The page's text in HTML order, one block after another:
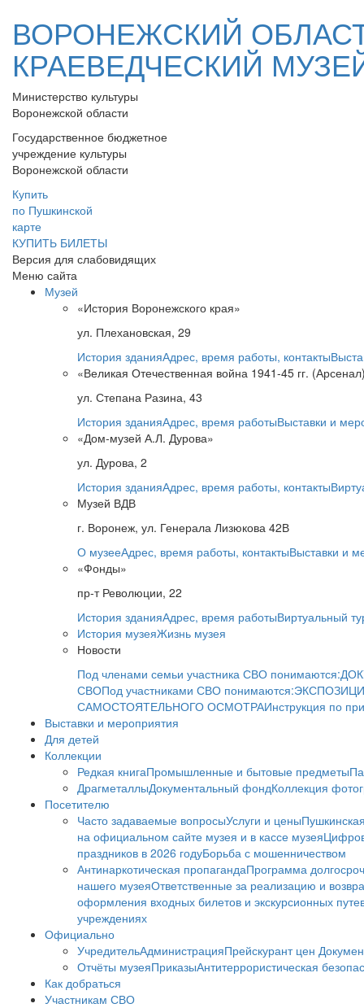
ВОРОНЕЖСКИЙ
КРАЕВЕДЧЕСКИЙ
Министерство культуры
Воронежской области
Государственное бюджетное
учреждение культуры
Воронежской области
Купить
по Пушкинской
карте
КУПИТЬ БИЛЕТЫ
Версия для слабовидящих
Меню сайта
Музей
«История Воронежского края»
ул. Плехановская, 29
История зданияАдрес, время работы, контакты
«Великая Отечественная война 1941-45 гг.
ул. Степана Разина, 43
История зданияАдрес, время работыВыставки и
«Дом-музей А.Л. Дурова»
ул. Дурова, 2
История зданияАдрес, время работы, контакты
Музей ВДВ
г. Воронеж, ул. Генерала Лизюкова 42В
О музееАдрес, время работы, контактыВыставки и
«Фонды»
пр-т Революции, 22
История зданияАдрес, время работыВиртуальный
История музеяЖизнь музея
Новости
Под членами семьи участника СВО понимаются:
СВОПод участниками СВО понимаются:
САМОСТОЯТЕЛЬНОГО ОСМОТРАИнструкция по
Выставки и мероприятия
Для детей
Коллекции
Редкая книгаПромышленные и бытовые предметы
ДрагметаллыДокументальный фондКоллекция
Посетителю
Часто задаваемые вопросыУслуги и цены
на официальном сайте музея и в кассе музея
праздников в 2026 годуБорьба с мошенничеством
Антинаркотическая пропагандаПрограмма
нашего музеяОтветственные за реализацию и
оформления входных билетов и экскурсионных
учреждениях
Официально
УчредительАдминистрацияПрейскурант цен
Отчёты музеяПриказыАнтитеррористическая
Как добраться
Участникам СВО